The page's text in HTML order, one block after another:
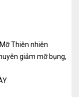
Thiên nhiên
giảm mỡ bụng,